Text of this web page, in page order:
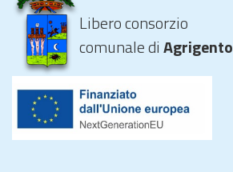
Libero consorzio
comunale diAgrigento